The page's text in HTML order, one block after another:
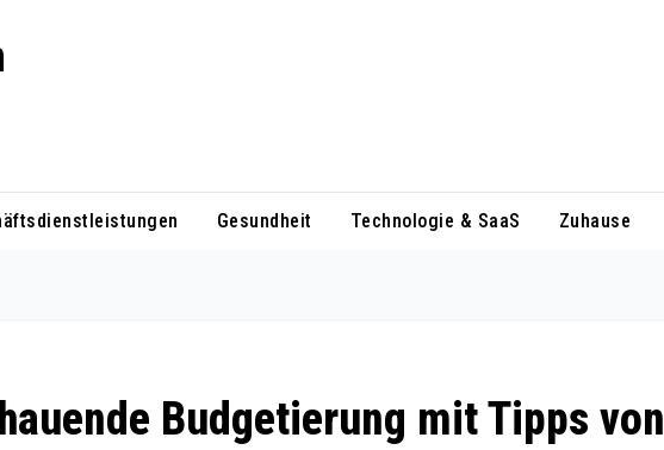
Gesundheit Technologie & SaaS Zuhause
Budgetierung mit Tipps von